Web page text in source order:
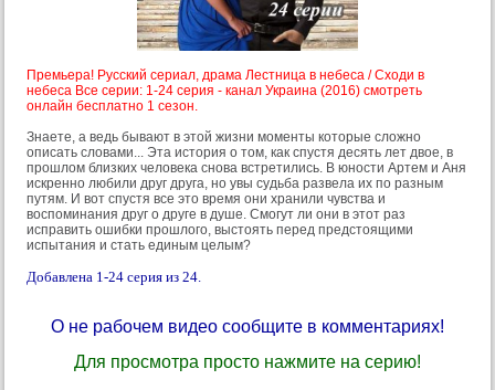
Премьера! Русский сериал, драма Лестница в небеса / Сходи в
небеса Все серии: 1-24 серия - канал Украина (2016) смотреть
онлайн бесплатно 1 сезон.
Знаете, а ведь бывают в этой жизни моменты которые сложно
описать словами... Эта история о том, как спустя десять лет двое, в
прошлом близких человека снова встретились. В юности Артем и Аня
искренно любили друг друга, но увы судьба развела их по разным
путям. И вот спустя все это время они хранили чувства и
воспоминания друг о друге в душе. Смогут ли они в этот раз
исправить ошибки прошлого, выстоять перед предстоящими
испытания и стать единым целым?
Добавлена 1-24 серия из 24.
О не рабочем видео сообщите в комментариях!
Для просмотра просто нажмите на серию!